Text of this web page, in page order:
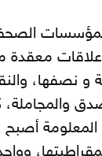
معقدة من
و نصفها،
أصبح